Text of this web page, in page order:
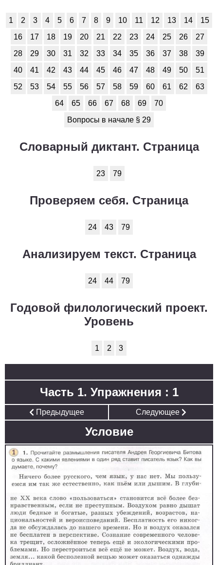
1 2 3 4 5 6 7 8 9 10 11 12 13 14
15
16
17 18 19 20 21 22 23 24 25 26
27
28
29 30 31 32 33 34 35 36 37 38
39
40
41 42 43 44 45 46 47 48 49 50
51
52
53 54 55 56 57 58 59 60 61 62
63
64
65 66 67 68 69
70
Вопросы в начале § 29
Словарный диктант. Страница
23 79
Проверяем себя. Страница
24 43 79
Анализируем текст. Страница
24 44 79
Годовой филологический проект.
Уровень
1 2 3
Часть 1. Упражнения : 1
Предыдущее Следующее
Условие